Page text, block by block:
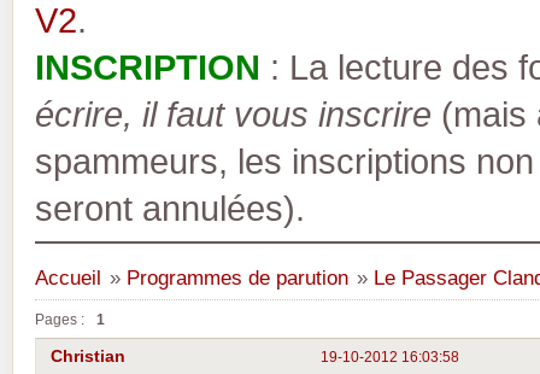
V2.
INSCRIPTION : La lecture des
écrire, il faut vous inscrire (mais
spammeurs, les inscriptions
seront annulées).
Accueil » Programmes de parution » Le Passager
Pages : 1
19-10-2012 16:03:58
Christian